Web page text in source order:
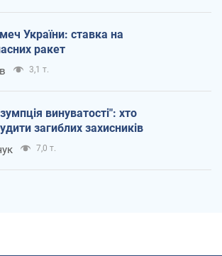
України: ставка на
ракет
3,1 т.
винуватості": хто
загиблих захисників
7,0 т.